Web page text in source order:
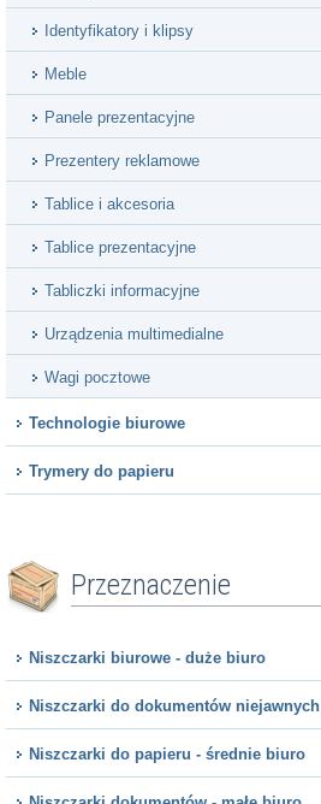
Identyfikatory i klipsy
Meble
Panele prezentacyjne
Prezentery reklamowe
Tablice i akcesoria
Tablice prezentacyjne
Tabliczki informacyjne
Urządzenia multimedialne
Wagi pocztowe
Technologie biurowe
Trymery do papieru
Przeznaczenie
Niszczarki biurowe - duże biuro
Niszczarki do dokumentów niejawnych
Niszczarki do papieru - średnie biuro